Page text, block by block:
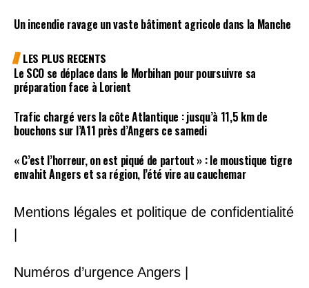
Un incendie ravage un vaste bâtiment agricole dans la Manche
LES PLUS RECENTS
Le SCO se déplace dans le Morbihan pour poursuivre sa
préparation face à Lorient
Trafic chargé vers la côte Atlantique : jusqu’à 11,5 km de
bouchons sur l’A11 près d’Angers ce samedi
« C’est l’horreur, on est piqué de partout » : le moustique tigre
envahit Angers et sa région, l’été vire au cauchemar
Mentions légales et politique de confidentialité
Numéros d’urgence Angers |